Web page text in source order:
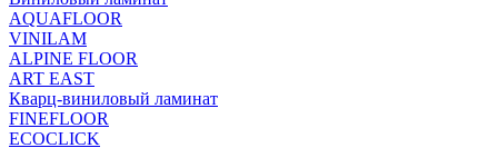
AQUAFLOOR
VINILAM
ALPINE FLOOR
ART EAST
Кварц-виниловый ламинат
FINEFLOOR
ECOCLICK